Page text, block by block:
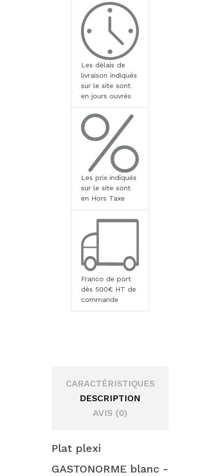
Les délais de
livraison indiqués
sur le site sont
en jours ouvrés
Les prix indiqués
sur le site sont
en Hors Taxe
Franco de port
dès 500€ HT de
commande
CARACTÉRISTIQUES
DESCRIPTION
AVIS (0)
Plat plexi
GASTONORME blanc -